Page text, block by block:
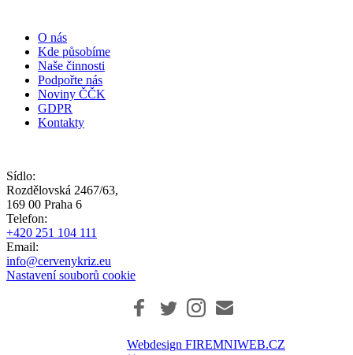
O nás
Kde působíme
Naše činnosti
Podpořte nás
Noviny ČČK
GDPR
Kontakty
Sídlo:
Rozdělovská 2467/63,
169 00 Praha 6
Telefon:
+420 251 104 111
Email:
info@cervenykriz.eu
Nastavení souborů cookie
Webdesign FIREMNIWEB.CZ